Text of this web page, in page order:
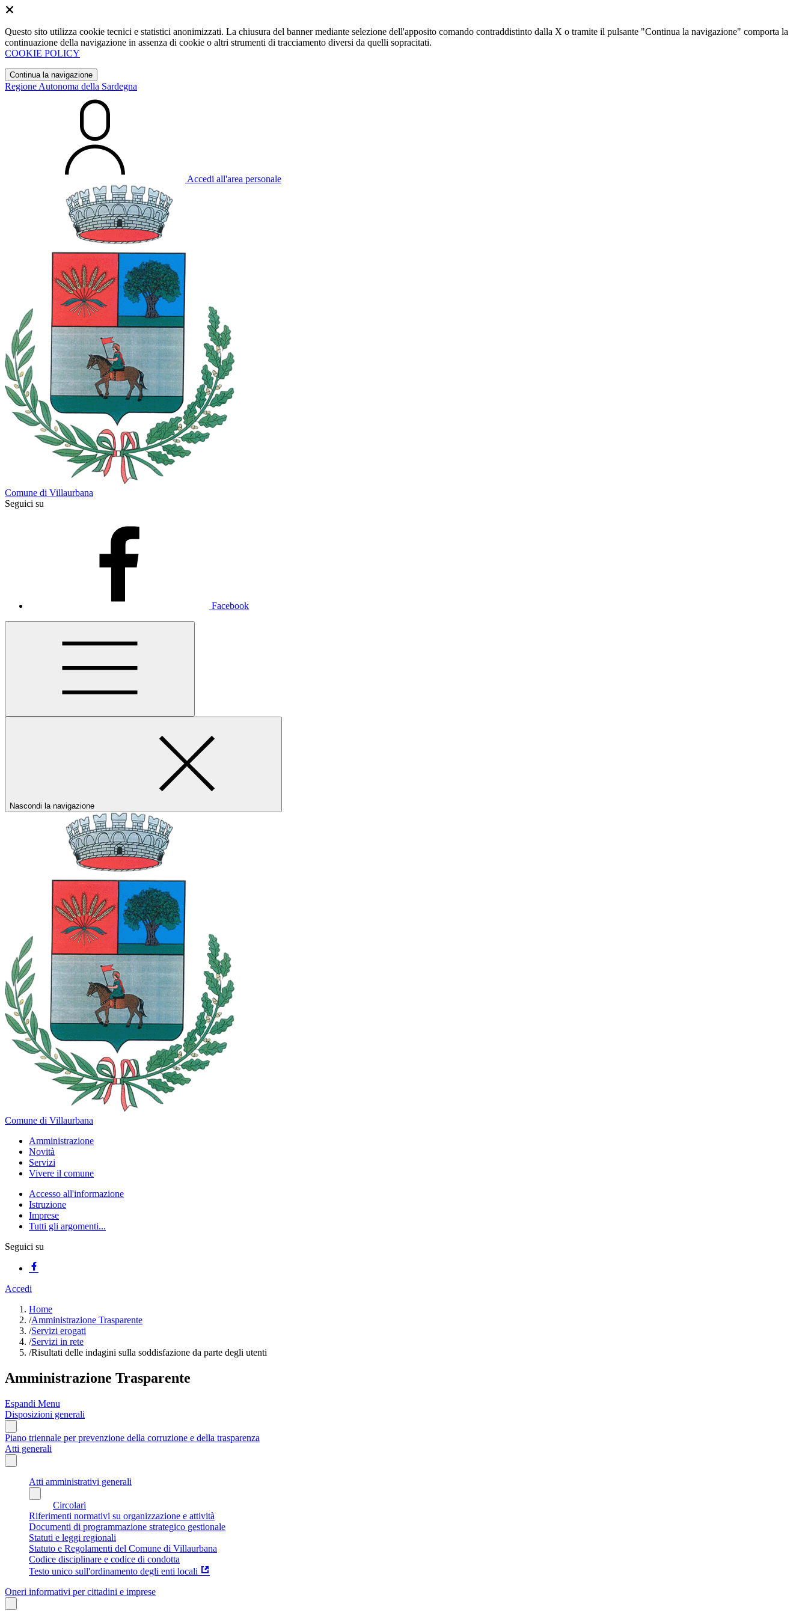
Questo sito utilizza cookie tecnici e statistici anonimizzati. La chiusura del banner mediante selezione dell'apposito comando contraddistinto dalla X o tramite il pulsante "Continua la navigazione" comporta la
continuazione della navigazione in assenza di cookie o altri strumenti di tracciamento diversi da quelli sopracitati.
COOKIE POLICY
Continua la navigazione
Regione Autonoma della Sardegna
Accedi all'area personale
Comune di Villaurbana
Seguici su
Facebook
Nascondi la navigazione
Comune di Villaurbana
Amministrazione
Novità
Servizi
Vivere il comune
Accesso all'informazione
Istruzione
Imprese
Tutti gli argomenti...
Seguici su
Accedi
Home
/Amministrazione Trasparente
/Servizi erogati
/Servizi in rete
/Risultati delle indagini sulla soddisfazione da parte degli utenti
Amministrazione Trasparente
Espandi Menu
Disposizioni generali
Piano triennale per prevenzione della corruzione e della trasparenza
Atti generali
Atti amministrativi generali
Circolari
Riferimenti normativi su organizzazione e attività
Documenti di programmazione strategico gestionale
Statuti e leggi regionali
Statuto e Regolamenti del Comune di Villaurbana
Codice disciplinare e codice di condotta
Testo unico sull'ordinamento degli enti locali
Oneri informativi per cittadini e imprese